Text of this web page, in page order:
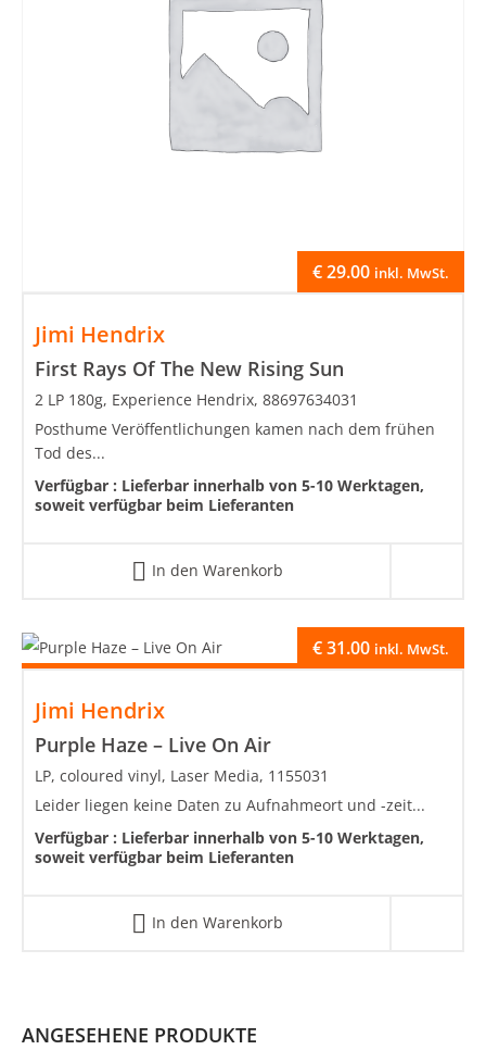
Jimi Hendrix
First Rays Of The New Rising Sun
€29.00 inkl. MwSt.
2 LP 180g, Experience Hendrix, 88697634031
Posthume Veröffentlichungen kamen nach dem frühen
Tod des...
Verfügbar : Lieferbar innerhalb von 5-10 Werktagen,
soweit verfügbar beim Lieferanten
In den Warenkorb
Jimi Hendrix
Purple Haze – Live On Air
€31.00 inkl. MwSt.
LP, coloured vinyl, Laser Media, 1155031
Leider liegen keine Daten zu Aufnahmeort und -zeit...
Verfügbar : Lieferbar innerhalb von 5-10 Werktagen,
soweit verfügbar beim Lieferanten
In den Warenkorb
ANGESEHENE PRODUKTE